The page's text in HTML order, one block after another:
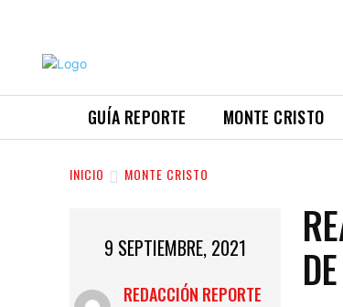
GUÍA REPORTE MONTE CRISTO
INICIO MONTE CRISTO
9 SEPTIEMBRE, 2021
REDACCIÓN REPORTE